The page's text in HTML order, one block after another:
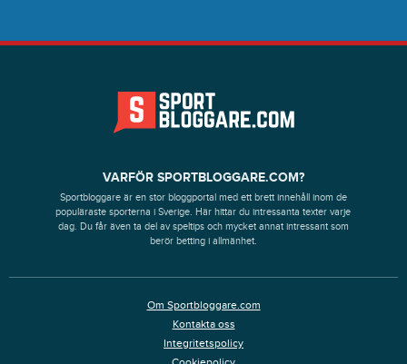
VARFÖR SPORTBLOGGARE.COM?
Sportbloggare är en stor bloggportal med ett brett innehåll inom de
populäraste sporterna i Sverige. Här hittar du intressanta texter varje
dag. Du får även ta del av speltips och mycket annat intressant som
berör betting i allmänhet.
Om Sportbloggare.com
Kontakta oss
Integritetspolicy